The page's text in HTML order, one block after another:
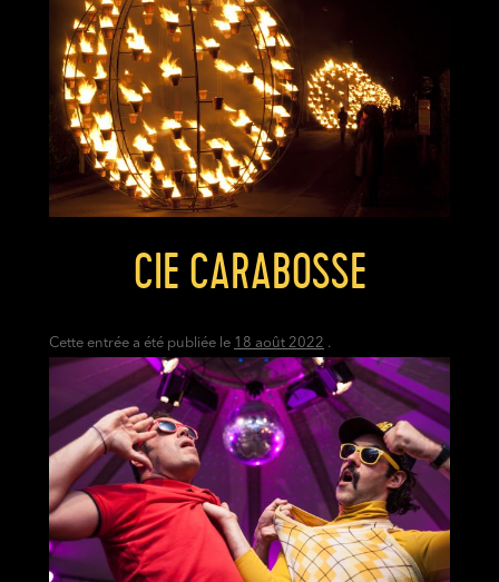
CIE CARABOSSE
Cette entrée a été publiée le 18 août 2022 .